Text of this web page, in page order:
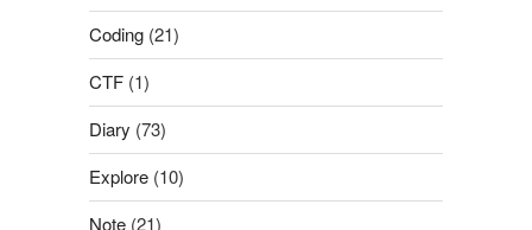
Coding(21)
CTF(1)
Diary (73)
Explore(10)
Note(21)